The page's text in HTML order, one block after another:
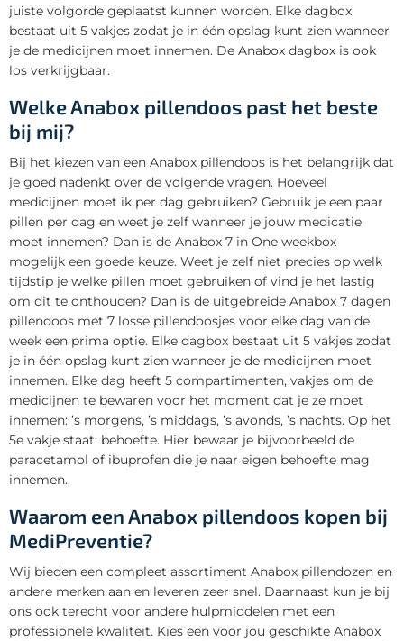
juiste volgorde geplaatst kunnen worden. Elke dagbox
bestaat uit 5 vakjes zodat je in één opslag kunt zien wanneer
je de medicijnen moet innemen. De Anabox dagbox is ook
los verkrijgbaar.
Welke Anabox pillendoos past het beste
bij mij?
Bij het kiezen van een Anabox pillendoos is het belangrijk dat
je goed nadenkt over de volgende vragen. Hoeveel
medicijnen moet ik per dag gebruiken? Gebruik je een paar
pillen per dag en weet je zelf wanneer je jouw medicatie
moet innemen? Dan is de Anabox 7 in One weekbox
mogelijk een goede keuze. Weet je zelf niet precies op welk
tijdstip je welke pillen moet gebruiken of vind je het lastig
om dit te onthouden? Dan is de uitgebreide Anabox 7 dagen
pillendoos met 7 losse pillendoosjes voor elke dag van de
week een prima optie. Elke dagbox bestaat uit 5 vakjes zodat
je in één opslag kunt zien wanneer je de medicijnen moet
innemen. Elke dag heeft 5 compartimenten, vakjes om de
medicijnen te bewaren voor het moment dat je ze moet
innemen: ’s morgens, ’s middags, ’s avonds, ’s nachts. Op het
5e vakje staat: behoefte. Hier bewaar je bijvoorbeeld de
paracetamol of ibuprofen die je naar eigen behoefte mag
innemen.
Waarom een Anabox pillendoos kopen bij
MediPreventie?
Wij bieden een compleet assortiment Anabox pillendozen en
andere merken aan en leveren zeer snel. Daarnaast kun je bij
ons ook terecht voor andere hulpmiddelen met een
professionele kwaliteit. Kies een voor jou geschikte Anabox